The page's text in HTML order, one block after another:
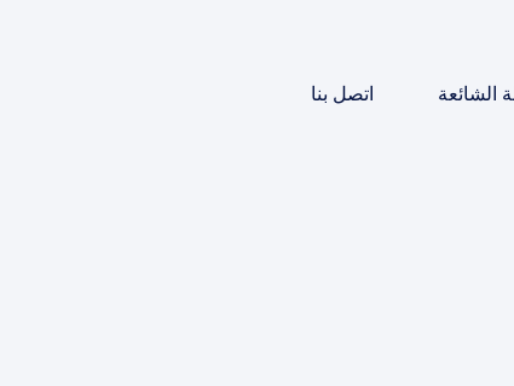
الشائعة اتصل بنا